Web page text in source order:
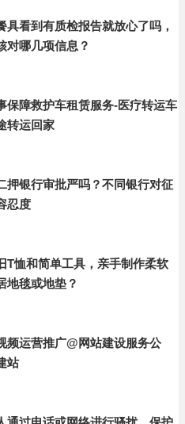
具看到有质检报告就放心了吗，
对哪几项信息？
保障救护车租赁服务-医疗转运车
转运回家
押银行审批严吗？不同银行对征
忍度
T恤和简单工具，亲手制作柔软
地毯或地垫？
频运营推广@网站建设服务公
站